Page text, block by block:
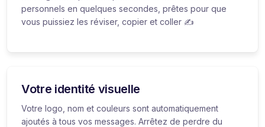
personnels en quelques secondes, prêtes pour que
vous puissiez les réviser, copier et coller ✍️
Votre identité visuelle
Votre logo, nom et couleurs sont automatiquement
ajoutés à tous vos messages. Arrêtez de perdre du